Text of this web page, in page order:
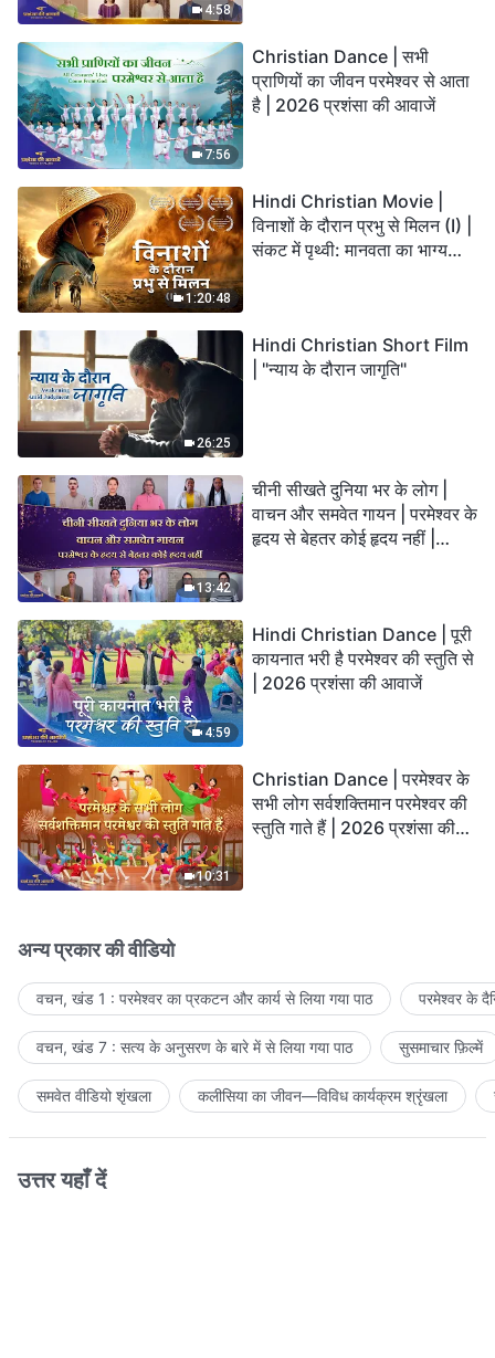
4:58
7:56
Christian Dance | सभी
प्राणियों का जीवन परमेश्वर से आता
है | 2026 प्रशंसा की आवाजें
1:20:48
Hindi Christian Movie |
विनाशों के दौरान प्रभु से मिलन (I) |
संकट में पृथ्वी: मानवता का भाग्य
26:25
Hindi Christian Short Film
| "न्याय के दौरान जागृति"
13:42
चीनी सीखते दुनिया भर के लोग |
वाचन और समवेत गायन | परमेश्वर के
हृदय से बेहतर कोई हृदय नहीं |
4:59
Hindi Christian Dance | पूरी
कायनात भरी है परमेश्वर की स्तुति से
| 2026 प्रशंसा की आवाजें
10:31
Christian Dance | परमेश्वर के
सभी लोग सर्वशक्तिमान परमेश्वर की
स्तुति गाते हैं | 2026 प्रशंसा की
अन्य प्रकार की वीडियो
वचन, खंड 1 : परमेश्वर का प्रकटन और कार्य से लिया गया पाठ परमेश्वर के
वचन, खंड 7 : सत्य के अनुसरण के बारे में से लिया गया पाठ सुसमाचार फ़िल्में
समवेत वीडियो शृंखला कलीसिया का जीवन—विविध कार्यक्रम श्रृंखला
उत्तर यहाँ दें